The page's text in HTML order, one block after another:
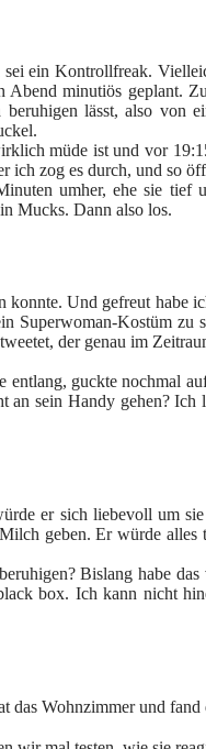
ein Kontrollfreak.
minutiös geplant.
lässt, also von
müde ist und vor
zog es durch, und so
umher, ehe sie tief
Mucks. Dann also los.
Und gefreut
Kostüm zu
der genau im
guckte nochmal
sein Handy gehen?
er sich liebevoll um
geben. Er würde
Bislang habe
box. Ich kann nicht
Wohnzimmer und